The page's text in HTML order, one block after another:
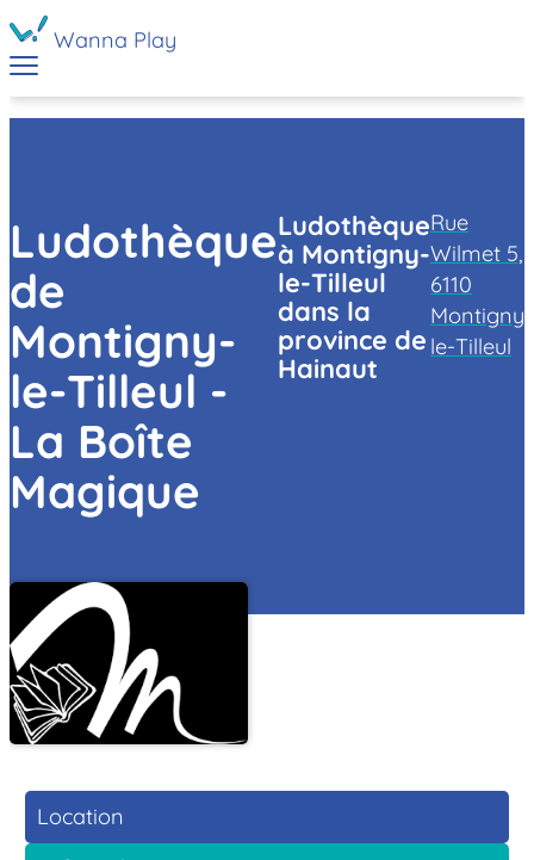
Wanna Play
Ludothèque
de
Montigny-
le-Tilleul -
La Boîte
Magique
Ludothèque
à Montigny-
le-Tilleul
dans la
province de
Hainaut
Rue
Wilmet 5,
6110
Montigny-
le-Tilleul
Location